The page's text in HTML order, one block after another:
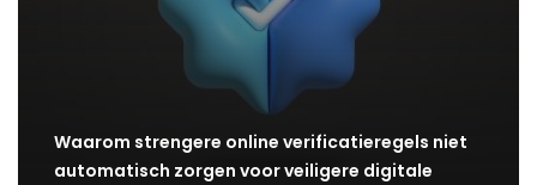
Waarom strengere online verificatieregels niet
automatisch zorgen voor veiligere digitale